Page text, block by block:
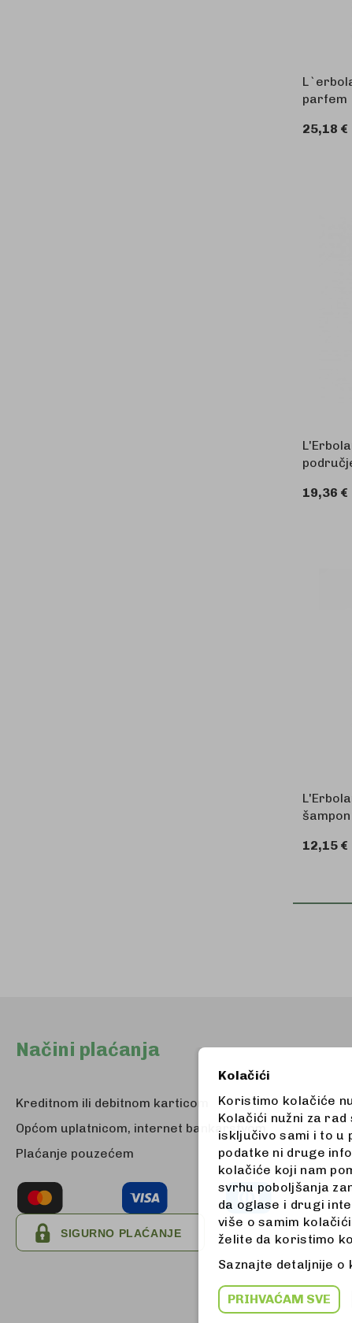
parfem
25,18 €
19,36 €
12,15 €
Načini plaćanja
Kreditnom ili debitnom karticom
Općom uplatnicom, internet bankarstvom
Plaćanje pouzećem
Kolačići
Koristimo kolačiće
Kolačići nužni za
isključivo sami i to u
podatke ni druge
kolačiće koji nam
svrhu poboljšanja
da oglase i drugi
više o samim
želite da koristimo
Saznajte detaljnije
PRIHVAĆAM SVE